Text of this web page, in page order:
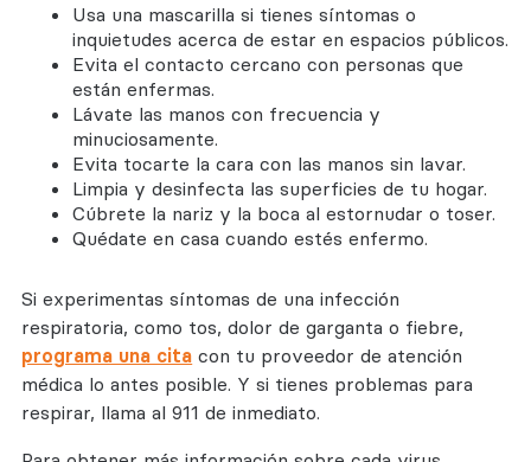
Usa una mascarilla si tienes síntomas o
inquietudes acerca de estar en espacios públicos.
Evita el contacto cercano con personas que
están enfermas.
Lávate las manos con frecuencia y
minuciosamente.
Evita tocarte la cara con las manos sin lavar.
Limpia y desinfecta las superficies de tu hogar.
Cúbrete la nariz y la boca al estornudar o toser.
Quédate en casa cuando estés enfermo.
Si experimentas síntomas de una infección
respiratoria, como tos, dolor de garganta o fiebre,
programa una cita con tu proveedor de atención
médica lo antes posible. Y si tienes problemas para
respirar, llama al 911 de inmediato.